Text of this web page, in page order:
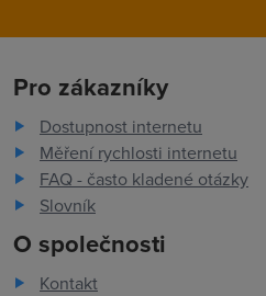
Pro zákazníky
Dostupnost internetu
Měření rychlosti internetu
FAQ - často kladené otázky
Slovník
O společnosti
Kontakt